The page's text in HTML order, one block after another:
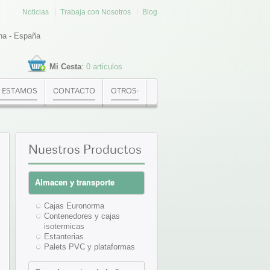
Noticias Trabaja con Nosotros Blog
- España
Mi Cesta: 0 articulos
CONTACTO OTROS:
Nuestros Productos
Almacen y transporte
Cajas Euronorma
Contenedores y cajas
isotermicas
Estanterias
Palets PVC y plataformas